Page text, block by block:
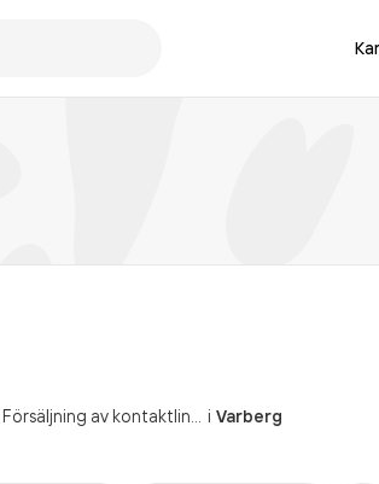
Försäljning av kontaktlinser i Varberg